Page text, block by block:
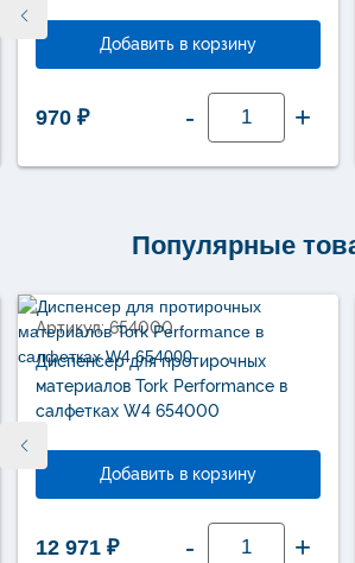
Добавить в корзину
970 ₽ -
Количество
товара
листовые
ультрамягкие
+
Популярные
Артикул: 654000
Диспенсер для протирочных
материалов Tork Performance в
салфетках W4 654000
Добавить в корзину
12 971 ₽ -
Количество
товара
+